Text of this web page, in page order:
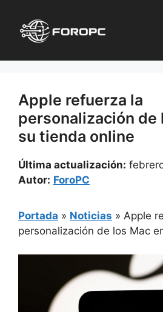
contenido
Apple refuerza la
personalización de
su tienda online
Última actualización:
Autor: ForoPC
Portada » Noticias » Apple
personalización de los Mac